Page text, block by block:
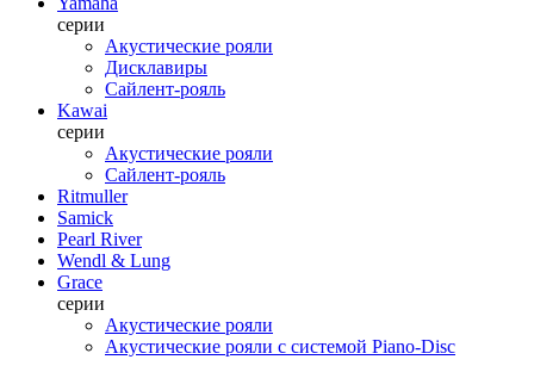
серии
Акустические рояли
Дисклавиры
Сайлент-рояль
Kawai
серии
Акустические рояли
Сайлент-рояль
Ritmuller
Samick
Pearl River
Wendl & Lung
Grace
серии
Акустические рояли
Акустические рояли с системой Piano-Disc